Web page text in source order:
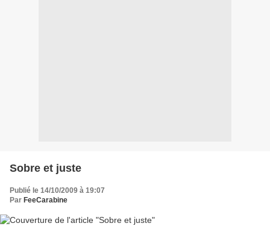
Sobre et juste
Publié le 14/10/2009 à 19:07
Par FeeCarabine